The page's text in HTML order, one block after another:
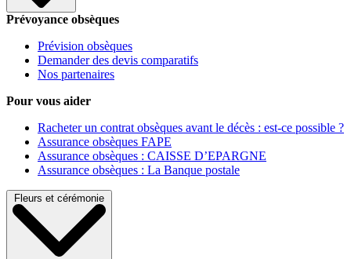
Prévoyance obsèques
Prévision obsèques
Demander des devis comparatifs
Nos partenaires
Pour vous aider
Racheter un contrat obsèques avant le décès : est-ce possible ?
Assurance obsèques FAPE
Assurance obsèques : CAISSE D’EPARGNE
Assurance obsèques : La Banque postale
Fleurs et cérémonie